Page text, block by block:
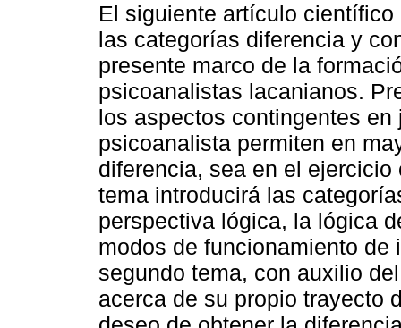
El siguiente artículo
las categorías diferencia y
presente marco de la
psicoanalistas lacanianos.
los aspectos contingentes
psicoanalista permiten en
diferencia, sea en el
tema introducirá las
perspectiva lógica, la lógica
modos de funcionamiento
segundo tema, con auxilio
acerca de su propio trayecto